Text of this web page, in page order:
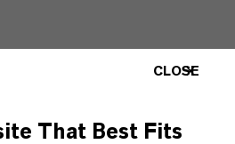
CLOSE
That Best Fits